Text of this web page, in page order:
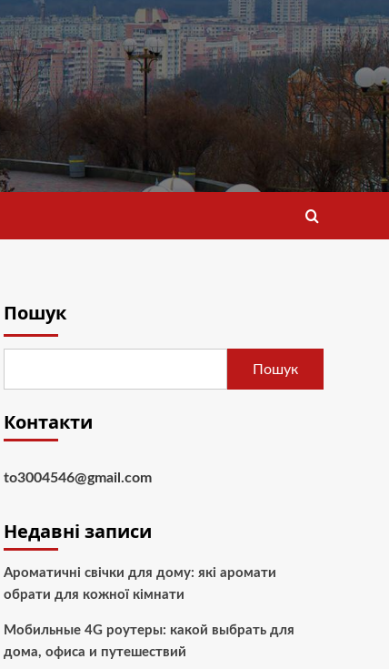
Пошук
Пошук
Контакти
to3004546@gmail.com
Недавні записи
Ароматичні свічки для дому: які аромати
обрати для кожної кімнати
Мобильные 4G роутеры: какой выбрать для
дома, офиса и путешествий